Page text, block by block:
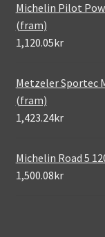
Michelin Pilot
(fram)
1,120.05kr
Metzeler Sportec
(fram)
1,423.24kr
Michelin Road 5
1,500.08kr